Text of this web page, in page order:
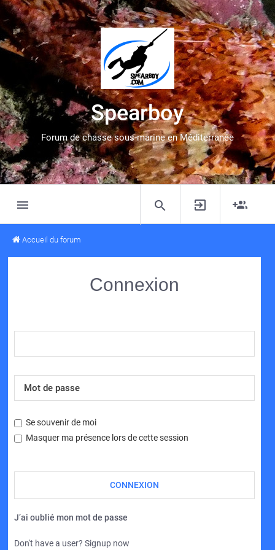
Spearboy
Forum de chasse sous-marine en Méditerranée
Accueil du forum
Connexion
Se souvenir de moi
Masquer ma présence lors de cette session
J’ai oublié mon mot de passe
Don't have a user? Signup now